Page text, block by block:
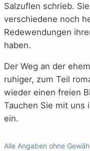
Salzuflen schrieb.
verschiedene noch
Redewendungen
haben.
Der Weg an der
ruhiger, zum Teil
wieder einen freien
Tauchen Sie mit uns
ein.
Alle Angaben ohne